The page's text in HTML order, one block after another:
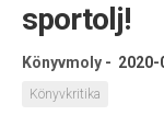
sportolj!
Könyvmoly - 2020-
Könyvkritika